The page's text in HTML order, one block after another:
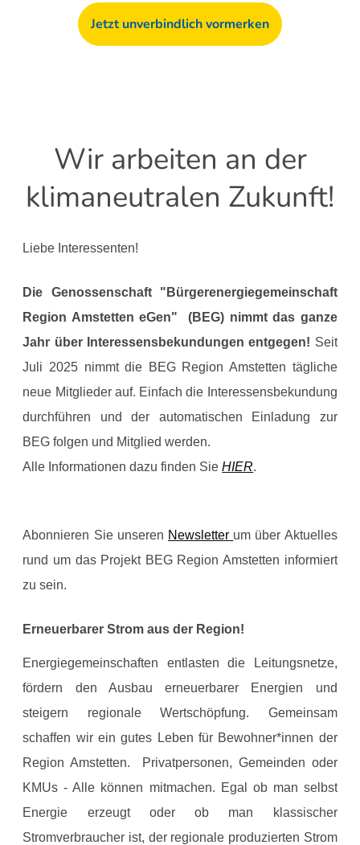
Jetzt unverbindlich vormerken
Wir arbeiten an der
klimaneutralen Zukunft!
Liebe Interessenten!
Die Genossenschaft "Bürgerenergiegemeinschaft
Region Amstetten eGen" (BEG) nimmt das ganze
Jahr über Interessensbekundungen entgegen! Seit
Juli 2025 nimmt die BEG Region Amstetten tägliche
neue Mitglieder auf. Einfach die Interessensbekundung
durchführen und der automatischen Einladung zur
BEG folgen und Mitglied werden.
Alle Informationen dazu finden SieHIER.
Abonnieren Sie unseren Newsletter um über Aktuelles
rund um das Projekt BEG Region Amstetten informiert
zu sein.
Erneuerbarer Strom aus der Region!
Energiegemeinschaften entlasten die Leitungsnetze,
fördern den Ausbau erneuerbarer Energien und
steigern regionale Wertschöpfung. Gemeinsam
schaffen wir ein gutes Leben für Bewohner*innen der
Region Amstetten. Privatpersonen, Gemeinden oder
KMUs - Alle können mitmachen. Egal ob man selbst
Energie erzeugt oder ob man klassischer
Stromverbraucher ist, der regionale produzierten Strom